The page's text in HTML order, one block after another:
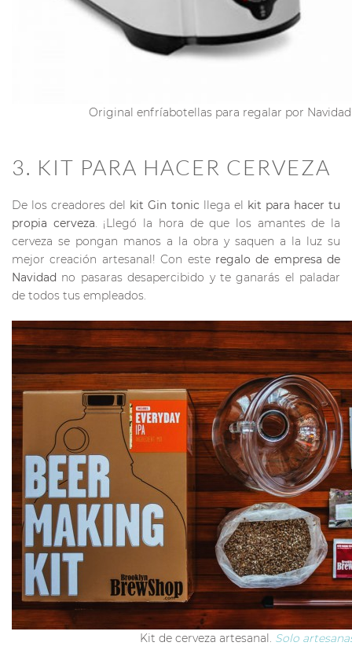
Original enfríabotellas para regalar por
3. KIT PARA HACER CERVEZA
De los creadores del kit Gin tonic llega el kit para hacer tu
propia cerveza . ¡Llegó la hora de que los amantes de la
cerveza se pongan manos a la obra y saquen a la luz su
mejor creación artesanal! Con este regalo de empresa de
Navidad no pasaras desapercibido y te ganarás el paladar
de todos tus empleados.
Kit de cerveza artesanal. Solo